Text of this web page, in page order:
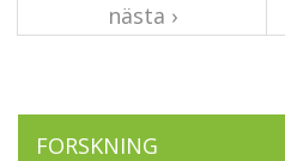
nästa ›
FORSKNING